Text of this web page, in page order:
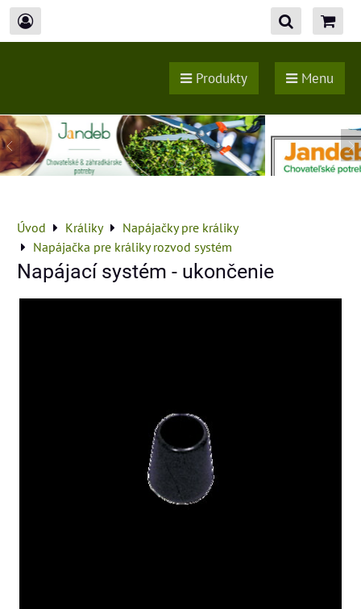
Produkty Menu
Úvod Králiky
Napájačky pre králiky
Napájačka pre králiky rozvod systém
Napájací systém - ukončenie